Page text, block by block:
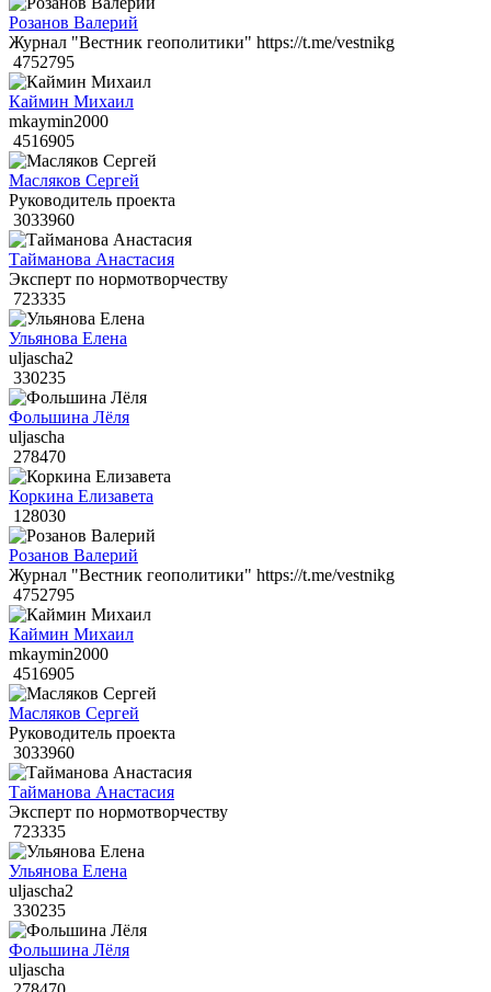
Розанов Валерий
Журнал "Вестник геополитики" https://t.me/vestnikg
4752795
Каймин Михаил
mkaymin2000
4516905
Масляков Сергей
Руководитель проекта
3033960
Тайманова Анастасия
Эксперт по нормотворчеству
723335
Ульянова Елена
uljascha2
330235
Фольшина Лёля
uljascha
278470
Коркина Елизавета
128030
Розанов Валерий
Журнал "Вестник геополитики" https://t.me/vestnikg
4752795
Каймин Михаил
mkaymin2000
4516905
Масляков Сергей
Руководитель проекта
3033960
Тайманова Анастасия
Эксперт по нормотворчеству
723335
Ульянова Елена
uljascha2
330235
Фольшина Лёля
uljascha